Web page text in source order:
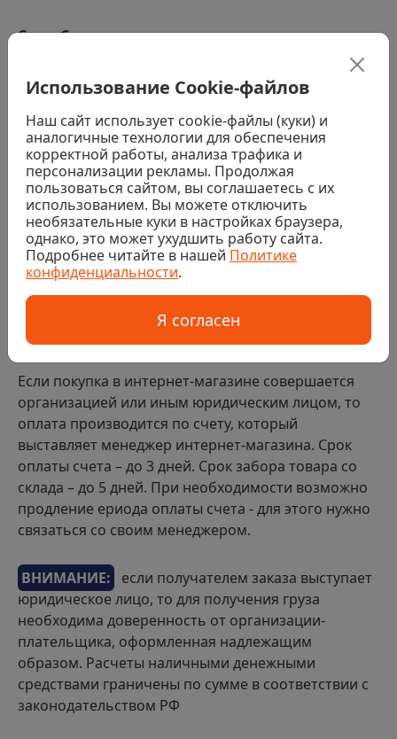
Способы оплаты
Наличными водителю-экспедитору. При получении
заказа (за исключением заказов с товарами,
требующими услуг колеровки, распила или резки)
Банковской картой водителю-экспедитору. При
получении заказа (за исключением заказов с
товарами, требующими услуг колеровки, распила или
резки)
Наличными или банковской картой в магазине. При
получении заказа (за исключением заказов с
товарами, требующими услуг колеровки, распила или
резки)
Безналичный расчет
Если покупка в интернет-магазине совершается
организацией или иным юридическим лицом, то
оплата производится по счету, который
выставляет менеджер интернет-магазина. Срок
оплаты счета – до 3 дней. Срок забора товара со
склада – до 5 дней. При необходимости возможно
продление ериода оплаты счета - для этого нужно
связаться со своим менеджером.
ВНИМАНИЕ:
если получателем заказа выступает
юридическое лицо, то для получения груза
необходима доверенность от организации-
плательщика, оформленная надлежащим
образом. Расчеты наличными денежными
средствами граничены по сумме в соответствии с
законодательством РФ
Использование Cookie-файлов
Наш сайт использует cookie-файлы (куки) и
аналогичные технологии для обеспечения
корректной работы, анализа трафика и
персонализации рекламы. Продолжая
пользоваться сайтом, вы соглашаетесь с их
использованием. Вы можете отключить
необязательные куки в настройках браузера,
однако, это может ухудшить работу сайта.
Подробнее читайте в нашей Политике
конфиденциальности.
Я согласен